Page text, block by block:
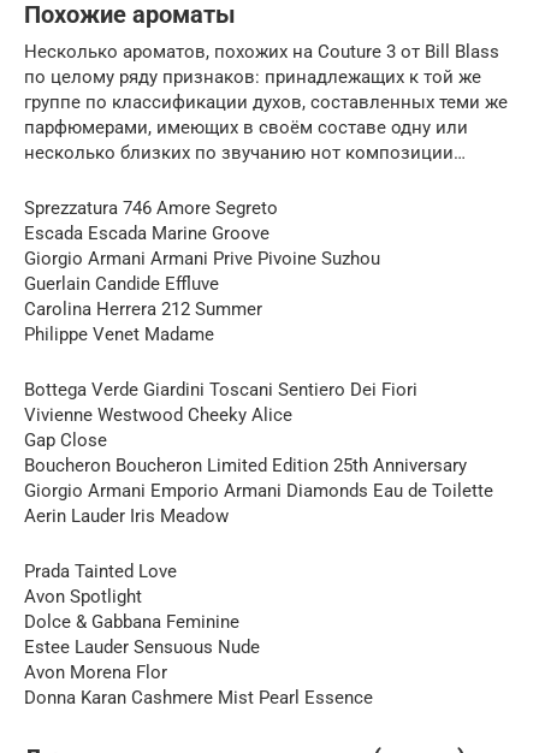
Похожие ароматы
Несколько ароматов, похожих на Couture 3 от Bill Blass
по целому ряду признаков: принадлежащих к той же
группе по классификации духов, составленных теми же
парфюмерами, имеющих в своём составе одну или
несколько близких по звучанию нот композиции…
Sprezzatura 746 Amore Segreto
Escada Escada Marine Groove
Giorgio Armani Armani Prive Pivoine Suzhou
Guerlain Candide Effluve
Carolina Herrera 212 Summer
Philippe Venet Madame
Bottega Verde Giardini Toscani Sentiero Dei Fiori
Vivienne Westwood Cheeky Alice
Gap Close
Boucheron Boucheron Limited Edition 25th Anniversary
Giorgio Armani Emporio Armani Diamonds Eau de Toilette
Aerin Lauder Iris Meadow
Prada Tainted Love
Avon Spotlight
Dolce & Gabbana Feminine
Estee Lauder Sensuous Nude
Avon Morena Flor
Donna Karan Cashmere Mist Pearl Essence